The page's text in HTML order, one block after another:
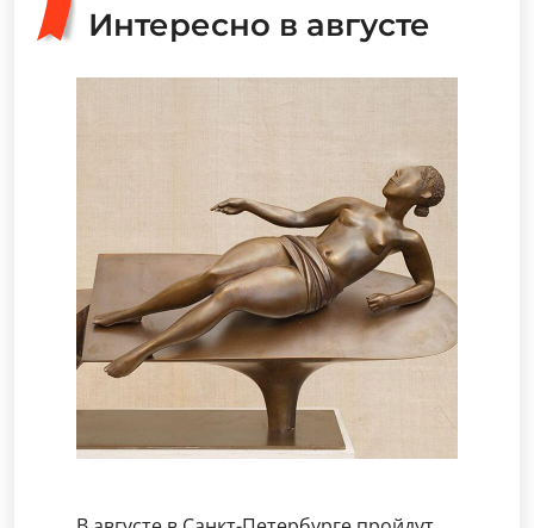
Интересно в августе